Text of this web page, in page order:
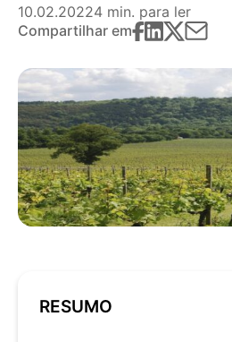
10.02.20224 min. para ler
Compartilhar em
RESUMO